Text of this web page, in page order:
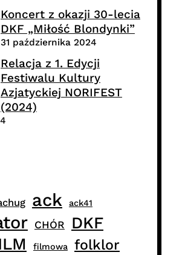
Koncert z okazji 30-lecia
DKF „Miłość Blondynki”
31 października 2024
Relacja z 1. Edycji
Festiwalu Kultury
Azjatyckiej NORIFEST
(2024)
ack ack41
CHÓR DKF
filmowa folklor